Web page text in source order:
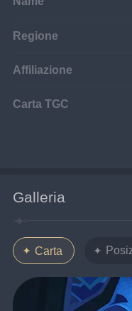
Regione
Affiliazione
Carta TGC
Galleria
Carta